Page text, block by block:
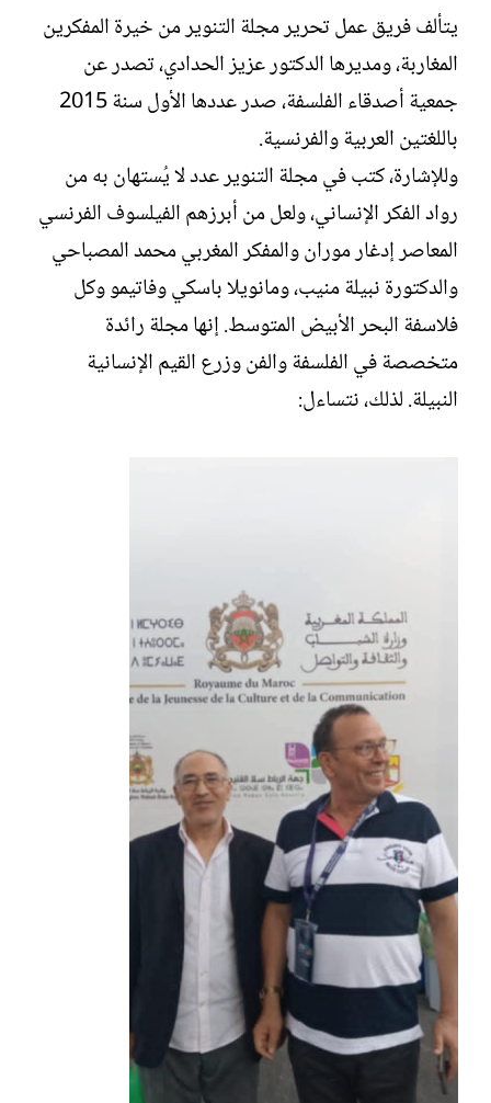
يتألف فريق عمل تحرير مجلة التنوير من خيرة المفكرين
المغاربة، ومديرها الدكتور عزيز الحدادي، تصدر عن
جمعية أصدقاء الفلسفة، صدر عددها الأول سنة 2015
باللغتين العربية والفرنسية.
وللإشارة، كتب في مجلة التنوير عدد لا يُستهان به من
رواد الفكر الإنساني، ولعل من أبرزهم الفيلسوف الفرنسي
المعاصر إدغار موران والمفكر المغربي محمد المصباحي
والدكتورة نبيلة منيب، ومانويلا باسكي وفاتيمو وكل
فلاسفة البحر الأبيض المتوسط. إنها مجلة رائدة
متخصصة في الفلسفة والفن وزرع القيم الإنسانية
النبيلة. لذلك، نتساءل: